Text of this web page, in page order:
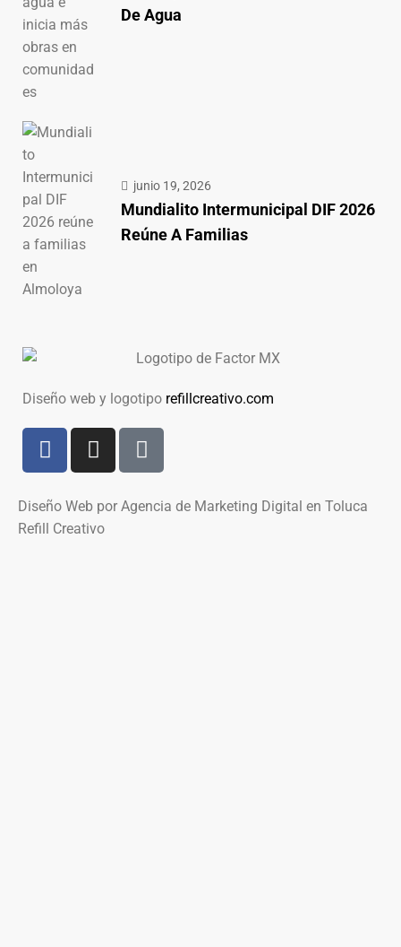
De Agua
junio 19, 2026
Mundialito Intermunicipal DIF 2026
Reúne A Familias
Diseño web y logotipo refillcreativo.com
Diseño Web por Agencia de Marketing Digital en Toluca
Refill Creativo